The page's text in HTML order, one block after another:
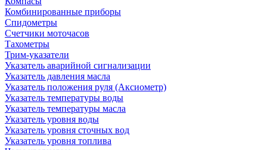
Комбинированные приборы
Спидометры
Счетчики моточасов
Тахометры
Трим-указатели
Указатель аварийной сигнализации
Указатель давления масла
Указатель положения руля (Аксиометр)
Указатель температуры воды
Указатель температуры масла
Указатель уровня воды
Указатель уровня сточных вод
Указатель уровня топлива